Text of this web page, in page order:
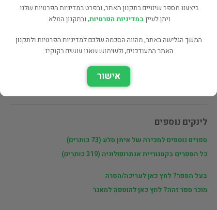
שתף
פרטי המוכר
לינקים נוספים
ספרים נוספים למכירה של איתן סלע (73 כותרים)
כל הספרים בקטגוריית אנתרופולוגיה (319 כותרים)
בעל הספר? לחץ כאן לעריכה/הסרה
מוכר ספר זהה? לחץ כאן להוספה למאגר
ביצענו מספר שינויים בתקנון האתר, ובפרט במדיניות הפרטיות שלנו.
ניתן לעייןבמדיניות הפרטיות, ובתקנון המלא.
המשך הגלישה באתר, מהווה הסכמה שלכם למדיניות הפרטיות ולתקנון
האתר המעודכנים, ולשימוש שאנו עושים בקוקיז.
אישור